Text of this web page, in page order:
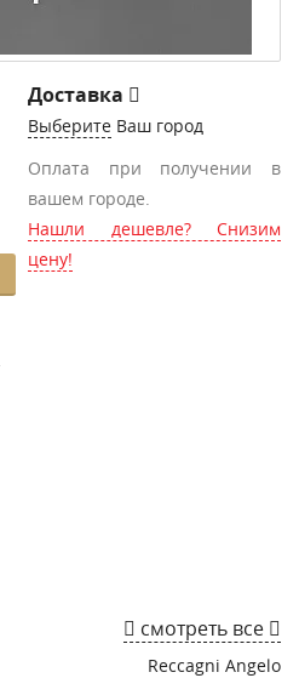
Доставка
Выберите Ваш город
Оплата при получении в
вашем городе.
Нашли дешевле? Снизим
цену!
смотреть все
Reccagni Angelo